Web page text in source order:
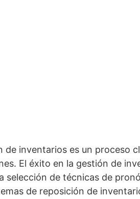
inventarios es un proceso
El éxito en la gestión de
selección de técnicas de
de reposición de